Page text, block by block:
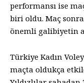
performansı ise
biri oldu. Maç
önemli galibiyetin
Türkiye Kadın
maçta oldukça